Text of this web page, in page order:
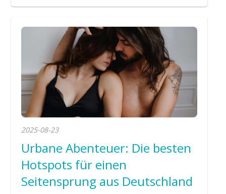
2025-08-23
Urbane Abenteuer: Die besten
Hotspots für einen
Seitensprung aus Deutschland